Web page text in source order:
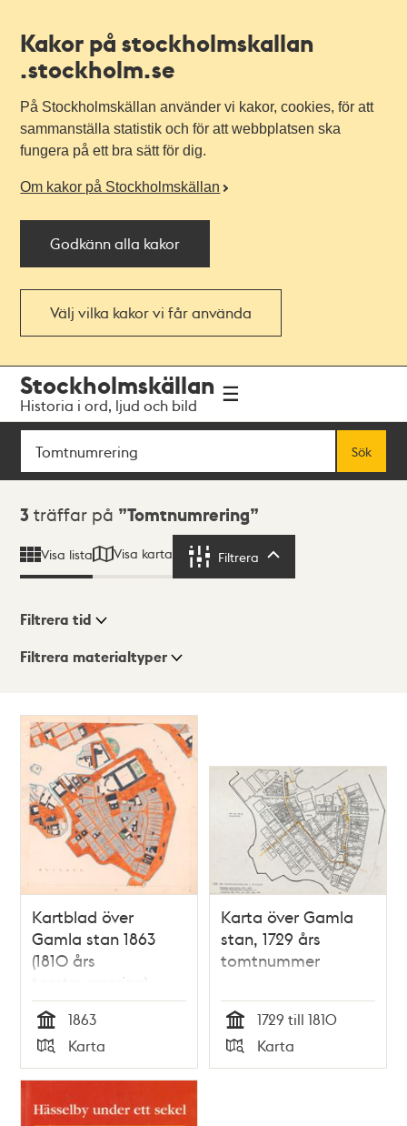
Kakor på stockholmskallan
.stockholm.se
På Stockholmskällan använder vi kakor, cookies, för att
sammanställa statistik och för att webbplatsen ska
fungera på ett bra sätt för dig.
Om kakor på Stockholmskällan
Godkänn alla kakor
Välj vilka kakor vi får använda
navigationen
huvudinnehållet
Stockholmskällan
Historia i ord, ljud och bild
Sök
Sök
Sökresultat
3 träffar på Tomtnumrering
Visa lista Visa karta Filtrera
Visningsläge
Lista
Karta
Filtrera tid
Filtrera materialtyper
träffar
Kartblad över
Gamla stan 1863
(1810 års
tomtnumrering)
Tid
1863
Typ
Karta
Karta över Gamla
stan, 1729 års
tomtnummer
Tid
1729 till 1810
Typ
Karta